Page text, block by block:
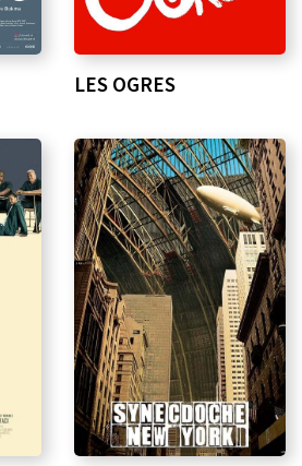
LES OGRES